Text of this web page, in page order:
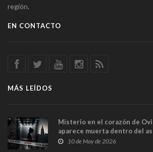
región.
EN CONTACTO
MÁS LEÍDOS
Misterio en el corazón de
aparece muerta dentro del
y las cámaras captan sus
10 de May de 2026